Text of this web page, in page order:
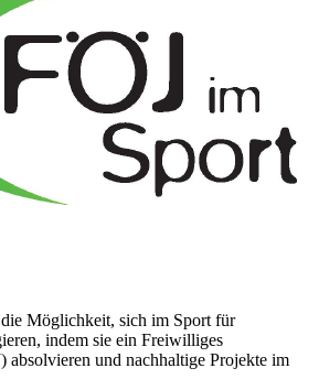
Möglichkeit, sich im Sport für
indem sie ein Freiwilliges
absolvieren und nachhaltige Projekte im